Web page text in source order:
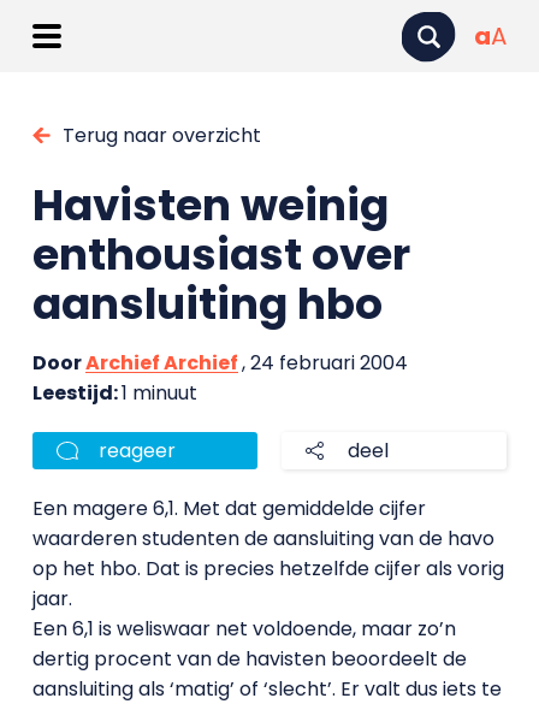
aA
Terug naar overzicht
Havisten weinig
enthousiast over
aansluiting hbo
DoorArchief Archief, 24 februari 2004
Leestijd:1 minuut
reageer deel
Een magere 6,1. Met dat gemiddelde cijfer
waarderen studenten de aansluiting van de havo
op het hbo. Dat is precies hetzelfde cijfer als vorig
jaar.
Een 6,1 is weliswaar net voldoende, maar zo’n
dertig procent van de havisten beoordeelt de
aansluiting als ‘matig’ of ‘slecht’. Er valt dus iets te